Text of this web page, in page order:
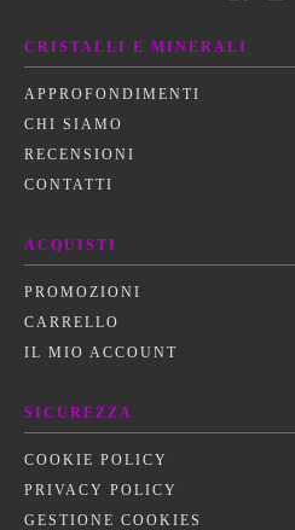
CRISTALLI E MINERALI
APPROFONDIMENTI
CHI SIAMO
RECENSIONI
CONTATTI
ACQUISTI
PROMOZIONI
CARRELLO
IL MIO ACCOUNT
SICUREZZA
COOKIE POLICY
PRIVACY POLICY
GESTIONE COOKIES